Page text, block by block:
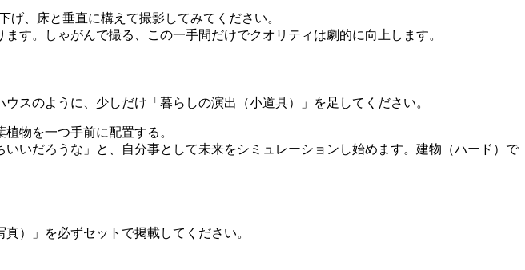
げ、床と垂直に構えて撮影してみてください。
す。しゃがんで撮る、この一手間だけでクオリティは劇的に向上します。
スのように、少しだけ「暮らしの演出（小道具）」を足してください。
物を一つ手前に配置する。
いだろうな」と、自分事として未来をシミュレーションし始めます。建物（ハード）で
）」を必ずセットで掲載してください。